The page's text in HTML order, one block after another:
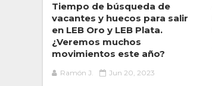
Tiempo de búsqueda de
vacantes y huecos para salir
en LEB Oro y LEB Plata.
¿Veremos muchos
movimientos este año?
Ramón J. Jun 20, 2023